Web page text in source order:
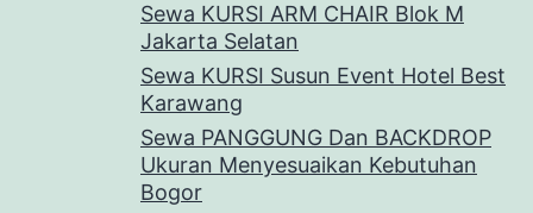
Sewa KURSI ARM CHAIR Blok M
Jakarta Selatan
Sewa KURSI Susun Event Hotel Best
Karawang
Sewa PANGGUNG Dan BACKDROP
Ukuran Menyesuaikan Kebutuhan
Bogor